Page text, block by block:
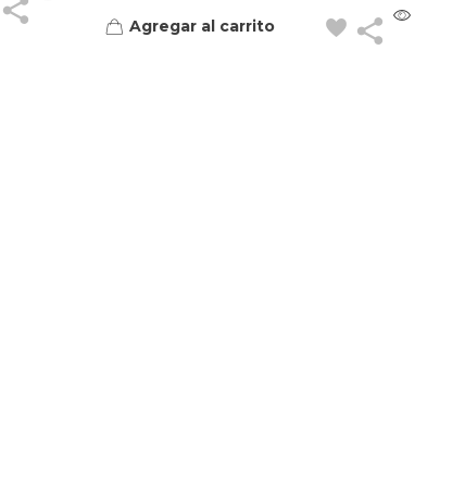
Agregar al carrito